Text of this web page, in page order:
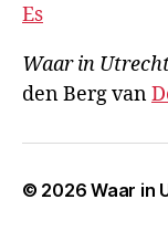
Es
Waar in
den Berg van
© 2026Waar in